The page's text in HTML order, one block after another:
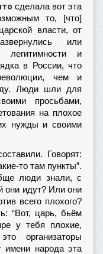
сделала вот эта
то, [что]
власти, от
или
и
в России, что
чем и
Люди шли для
просьбами,
на плохое
нужды и своими
Говорят:
то там пункты”.
люди знали, с
они идут? Или они
всего плохого?
“Вот, царь, бьём
у тебя плохие,
организаторы
имени народа эта